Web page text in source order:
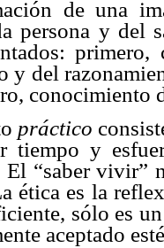
de una
persona y del
y del
conocimiento
práctico
tiempo y
“saber vivir”
ética es la
sólo es
aceptado